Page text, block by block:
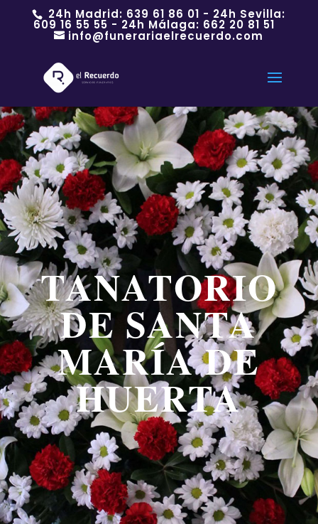
24h Madrid: 639 61 86 01 - 24h Sevilla:
609 16 55 55 - 24h Málaga: 662 20 81 51
info@funerariaelrecuerdo.com
TANATORIO
DE SANTA
MARÍA DE
HUERTA